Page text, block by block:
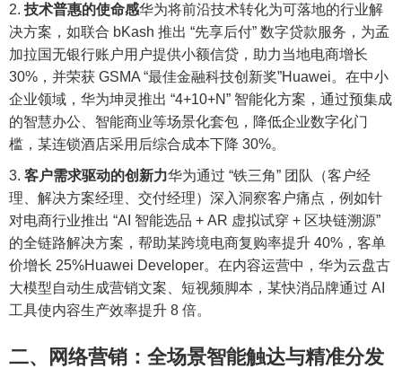
技术普惠的使命感华为将前沿技术转化为可落地的行业解
决方案，如联合 bKash 推出 “先享后付” 数字贷款服务，为孟
加拉国无银行账户用户提供小额信贷，助力当地电商增长
30%，并荣获 GSMA “最佳金融科技创新奖”Huawei。在中小
企业领域，华为坤灵推出 “4+10+N” 智能化方案，通过预集成
的智慧办公、智能商业等场景化套包，降低企业数字化门
槛，某连锁酒店采用后综合成本下降 30%。
客户需求驱动的创新力华为通过 “铁三角” 团队（客户经
理、解决方案经理、交付经理）深入洞察客户痛点，例如针
对电商行业推出 “AI 智能选品 + AR 虚拟试穿 + 区块链溯源”
的全链路解决方案，帮助某跨境电商复购率提升 40%，客单
价增长 25%Huawei Developer。在内容运营中，华为云盘古
大模型自动生成营销文案、短视频脚本，某快消品牌通过 AI
工具使内容生产效率提升 8 倍。
二、网络营销：全场景智能触达与精准分发